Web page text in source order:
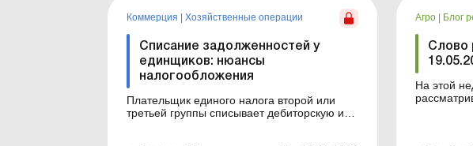
Коммерция Хозяйственные операции
Списание задолженностей у
единщиков: нюансы
налогообложения
Плательщик единого налога второй или
третьей группы списывает дебиторскую или
Агро Блог
Слово
На этой